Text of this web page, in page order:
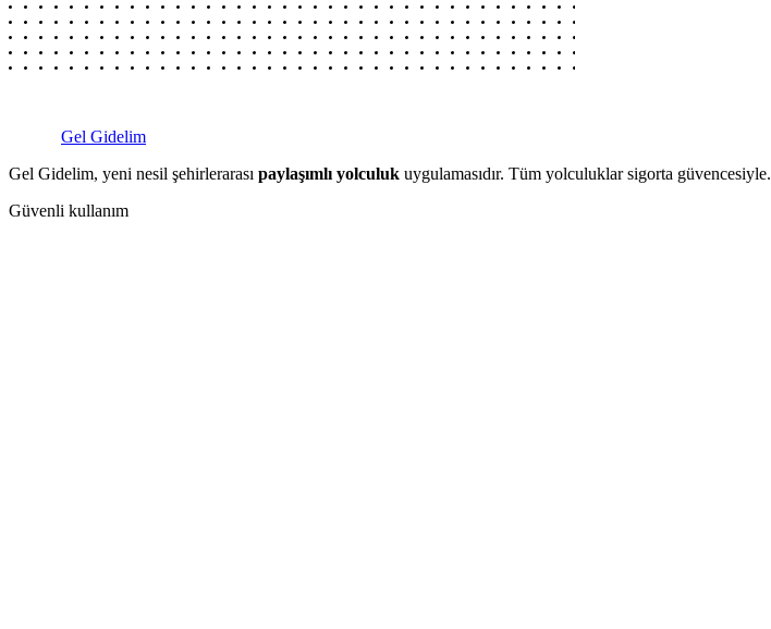
Gel Gidelim
Gel Gidelim, yeni nesil şehirlerarası paylaşımlı yolculuk uygulamasıdır. Tüm yolculuklar sigorta güvencesiyle.
Güvenli kullanım